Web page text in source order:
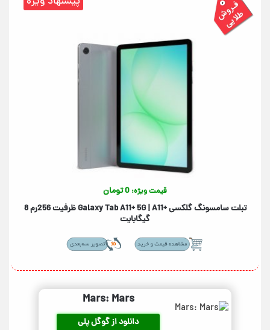
قیمت ویژه: 0 تومان
تبلت سامسونگ گلکسی +Galaxy Tab A11+ 5G | A11 ظرفیت 256رم 8
گیگابایت
Mars: Mars
دانلود از گوگل پلی